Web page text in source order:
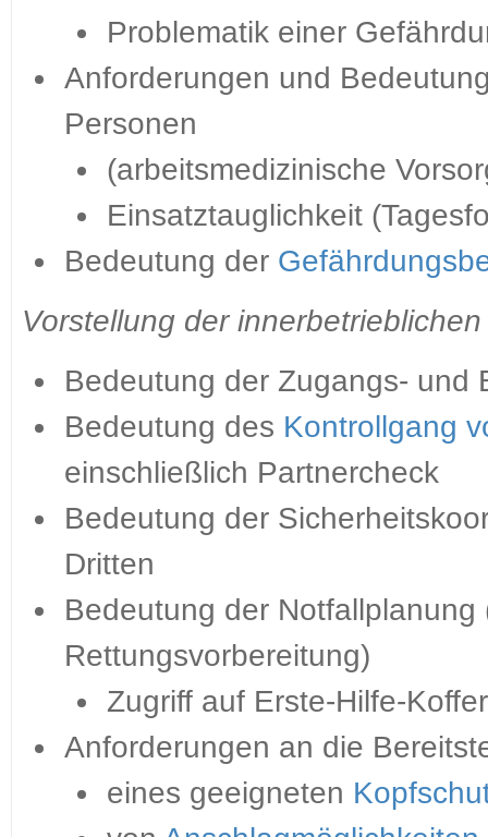
Problematik einer
Anforderungen und
Personen
(arbeitsmedizinische
Einsatztauglichkeit
Bedeutung der
Vorstellung der
Bedeutung der Zugangs- und
Bedeutung des Kontrollgang
einschließlich Partnercheck
Bedeutung der
Dritten
Bedeutung der
Rettungsvorbereitung)
Zugriff auf Erste-Hilfe-
Anforderungen an die
eines geeigneten